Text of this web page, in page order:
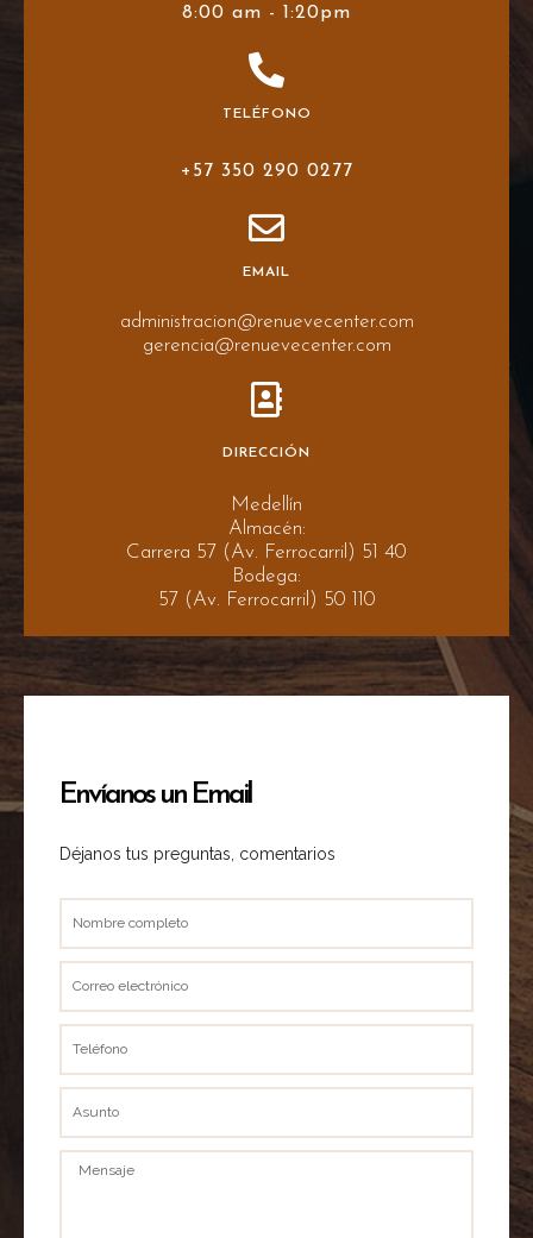
8:00 am - 1:20pm
TELÉFONO
+57 350 290 0277
EMAIL
administracion@renuevecenter.com
gerencia@renuevecenter.com
DIRECCIÓN
Medellín
Almacén:
Carrera 57 (Av. Ferrocarril) 51 40
Bodega:
57 (Av. Ferrocarril) 50 110
Envíanos un Email
Déjanos tus preguntas, comentarios
Mensaje